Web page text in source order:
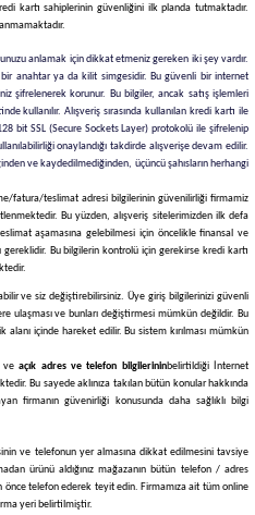
kartı sahiplerinin güvenliğini ilk planda tutmaktadır.
anlamak için dikkat etmeniz gereken iki şey vardır.
bir anahtar ya da kilit simgesidir. Bu güvenli bir internet
şifrelenerek korunur. Bu bilgiler, ancak satış işlemleri
kullanılır. Alışveriş sırasında kullanılan kredi kartı ile
bit SSL (Secure Sockets Layer) protokolü ile şifrelenip
onaylandığı takdirde alışverişe devam edilir.
ve kaydedilmediğinden, üçüncü şahısların herhangi
fatura/teslimat adresi bilgilerinin güvenilirliği firmamiz
Bu yüzden, alışveriş sitelerimizden ilk defa
aşamasına gelebilmesi için öncelikle finansal ve
Bu bilgilerin kontrolü için gerekirse kredi kartı
ve siz değiştirebilirsiniz. Üye giriş bilgilerinizi güvenli
ulaşması ve bunları değiştirmesi mümkün değildir. Bu
alanı içinde hareket edilir. Bu sistem kırılması mümkün
veaçık adres ve telefon bilgilerininbelirtildiği İnternet
Bu sayede aklınıza takılan bütün konular hakkında
firmanın güvenirliği konusunda daha sağlıklı bilgi
ve telefonun yer almasına dikkat edilmesini tavsiye
ürünü aldığınız mağazanın bütün telefon / adres
önce telefon ederek teyit edin. Firmamıza ait tüm online
yeri belirtilmiştir.